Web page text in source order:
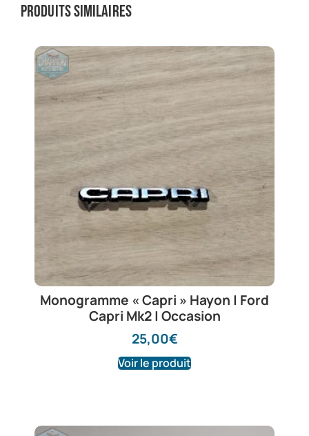
Produits similaires
Monogramme « Capri » Hayon | Ford
Capri Mk2 | Occasion
25,00€
Voir le produit